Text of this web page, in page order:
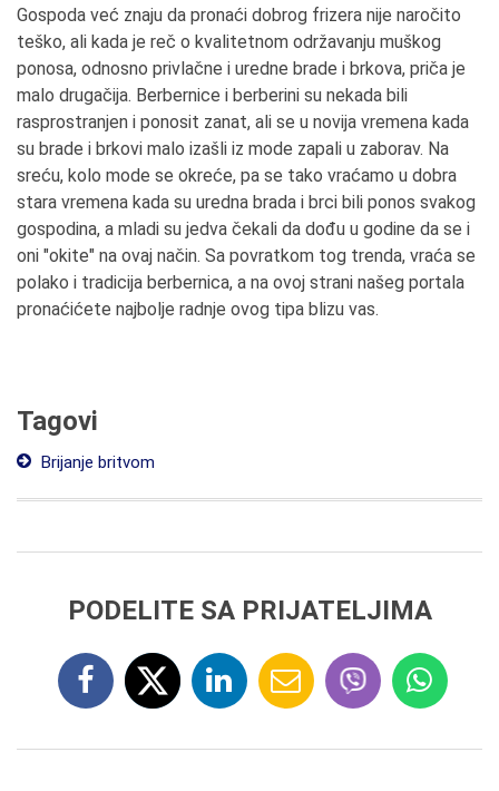
Gospoda već znaju da pronaći dobrog frizera nije naročito
teško, ali kada je reč o kvalitetnom održavanju muškog
ponosa, odnosno privlačne i uredne brade i brkova, priča je
malo drugačija. Berbernice i berberini su nekada bili
rasprostranjen i ponosit zanat, ali se u novija vremena kada
su brade i brkovi malo izašli iz mode zapali u zaborav. Na
sreću, kolo mode se okreće, pa se tako vraćamo u dobra
stara vremena kada su uredna brada i brci bili ponos svakog
gospodina, a mladi su jedva čekali da dođu u godine da se i
oni "okite" na ovaj način. Sa povratkom tog trenda, vraća se
polako i tradicija berbernica, a na ovoj strani našeg portala
pronaćićete najbolje radnje ovog tipa blizu vas.
Tagovi
Brijanje britvom
PODELITE SA PRIJATELJIMA